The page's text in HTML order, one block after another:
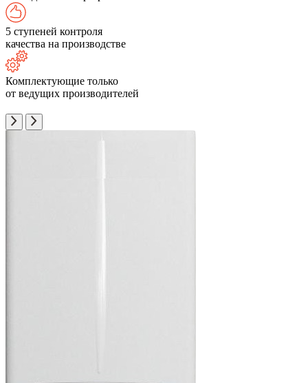
5 ступеней контроля
качества на производстве
Комплектующие только
от ведущих производителей